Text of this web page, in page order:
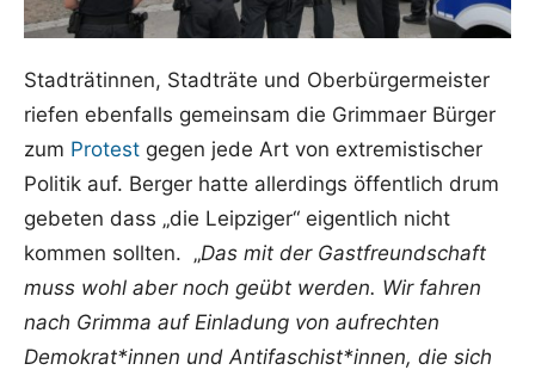
Stadträtinnen, Stadträte und Oberbürgermeister
riefen ebenfalls gemeinsam die Grimmaer Bürger
zum Protest gegen jede Art von extremistischer
Politik auf. Berger hatte allerdings öffentlich drum
gebeten dass „die Leipziger“ eigentlich nicht
kommen sollten. „Das mit der Gastfreundschaft
muss wohl aber noch geübt werden. Wir fahren
nach Grimma auf Einladung von aufrechten
Demokrat*innen und Antifaschist*innen, die sich